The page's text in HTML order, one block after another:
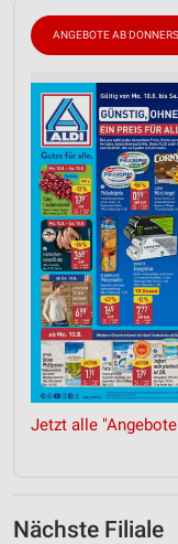
ANGEBOTE AB
Jetzt alle
Nächste Filiale